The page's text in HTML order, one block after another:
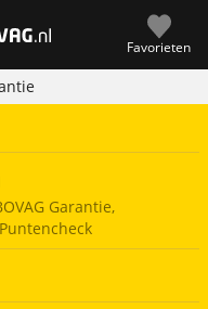
Favorieten
Garantie,